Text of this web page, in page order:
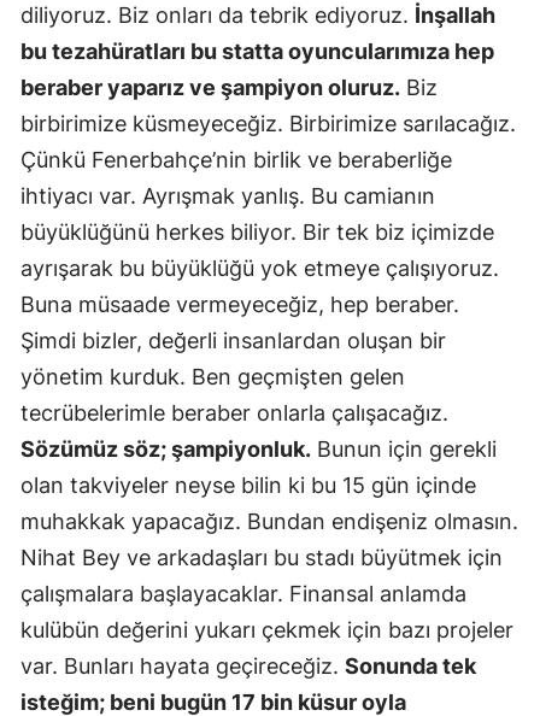
Kayseri
Kırşehir
Kocaeli
Konya
Kütahya
Mardin
Muğla
Muş
Nevşehir
Niğde
diliyoruz. Biz onları da tebrik ediyoruz. İnşallah
bu tezahüratları bu statta oyuncularımıza hep
beraber yaparız ve şampiyon oluruz. Biz
birbirimize küsmeyeceğiz. Birbirimize sarılacağız.
Çünkü Fenerbahçe’nin birlik ve beraberliğe
ihtiyacı var. Ayrışmak yanlış. Bu camianın
büyüklüğünü herkes biliyor. Bir tek biz içimizde
ayrışarak bu büyüklüğü yok etmeye çalışıyoruz.
Buna müsaade vermeyeceğiz, hep beraber.
Şimdi bizler, değerli insanlardan oluşan bir
yönetim kurduk. Ben geçmişten gelen
tecrübelerimle beraber onlarla çalışacağız.
Sözümüz söz; şampiyonluk. Bunun için gerekli
olan takviyeler neyse bilin ki bu 15 gün içinde
muhakkak yapacağız. Bundan endişeniz olmasın.
Nihat Bey ve arkadaşları bu stadı büyütmek için
çalışmalara başlayacaklar. Finansal anlamda
kulübün değerini yukarı çekmek için bazı projeler
var. Bunları hayata geçireceğiz. Sonunda tek
isteğim; beni bugün 17 bin küsur oyla